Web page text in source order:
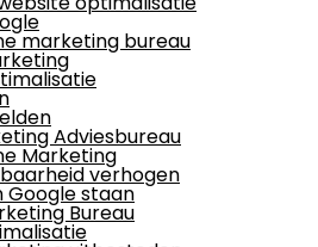
marketing bureau
Adviesbureau
Marketing
verhogen
Google staan
Bureau